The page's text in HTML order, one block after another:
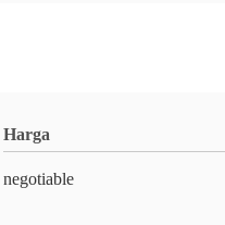
Harga
negotiable